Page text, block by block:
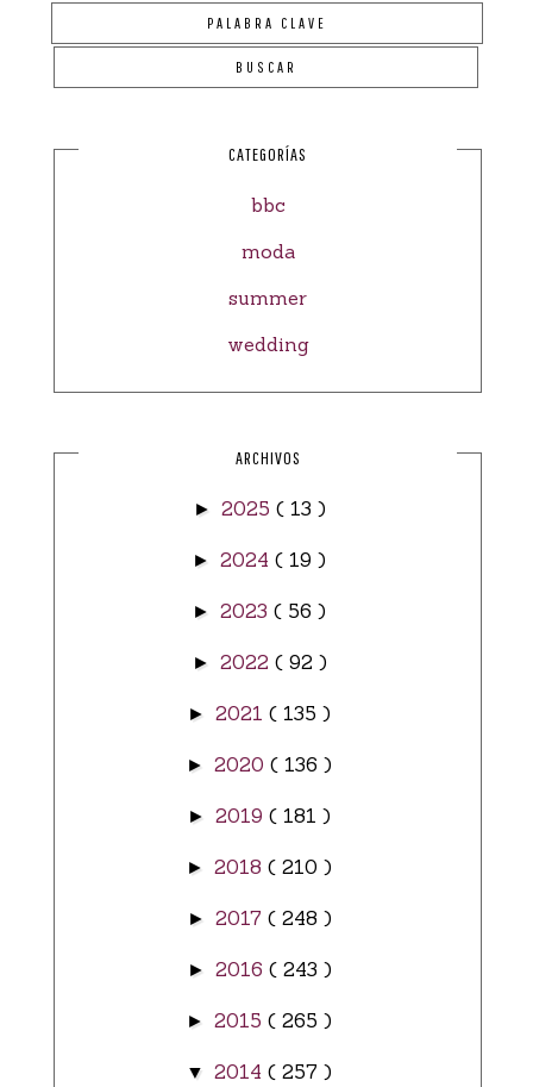
CATEGORÍAS
bbc
moda
summer
wedding
ARCHIVOS
► 2025 ( 13 )
► 2024 ( 19 )
► 2023 ( 56 )
► 2022 ( 92 )
► 2021 ( 135 )
► 2020 ( 136 )
► 2019 ( 181 )
► 2018 ( 210 )
► 2017 ( 248 )
► 2016 ( 243 )
► 2015 ( 265 )
▼ 2014 ( 257 )